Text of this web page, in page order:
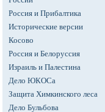
Россия и Прибалтика
Исторические версии
Косово
Россия и Белоруссия
Израиль и Палестина
Дело ЮКОСа
Защита Химкинского леса
Дело Бульбова